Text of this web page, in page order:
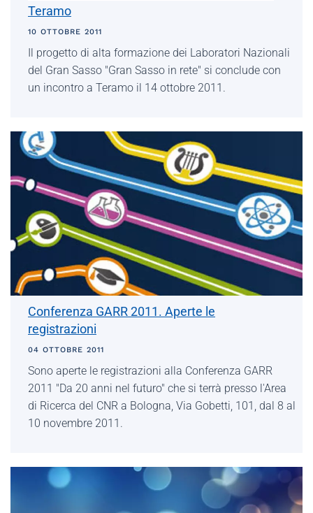
Teramo
10 OTTOBRE 2011
Il progetto di alta formazione dei Laboratori Nazionali
del Gran Sasso "Gran Sasso in rete" si conclude con
un incontro a Teramo il 14 ottobre 2011.
Conferenza GARR 2011. Aperte le
registrazioni
04 OTTOBRE 2011
Sono aperte le registrazioni alla Conferenza GARR
2011 "Da 20 anni nel futuro" che si terrà presso l'Area
di Ricerca del CNR a Bologna, Via Gobetti, 101, dal 8 al
10 novembre 2011.